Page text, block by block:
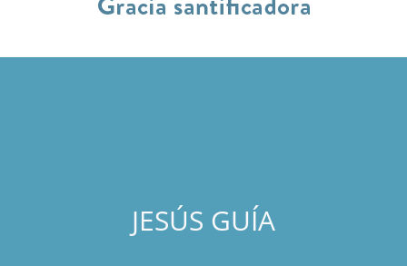
JESÚS GUÍA
GRACIA SANTIFICADORA COMIENZA EN EL MOMENTO EN
QUE EXPERIMENTAMOS LA SALVACIÓN. LA SANTIFICACIÓN